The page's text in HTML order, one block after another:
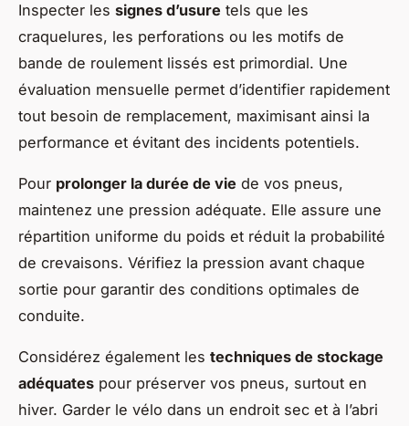
Inspecter les signes d’usure tels que les
craquelures, les perforations ou les motifs de
bande de roulement lissés est primordial. Une
évaluation mensuelle permet d’identifier rapidement
tout besoin de remplacement, maximisant ainsi la
performance et évitant des incidents potentiels.
Pour prolonger la durée de vie de vos pneus,
maintenez une pression adéquate. Elle assure une
répartition uniforme du poids et réduit la probabilité
de crevaisons. Vérifiez la pression avant chaque
sortie pour garantir des conditions optimales de
conduite.
Considérez également les techniques de stockage
adéquates pour préserver vos pneus, surtout en
hiver. Garder le vélo dans un endroit sec et à l’abri